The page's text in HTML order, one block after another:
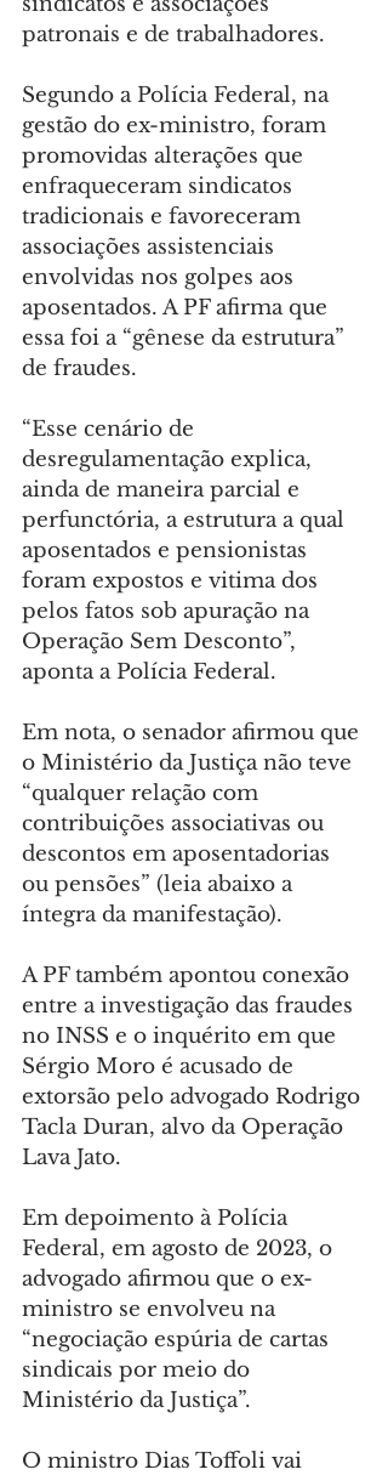
patronais e de trabalhadores.
Segundo a Polícia Federal, na
gestão do ex-ministro, foram
promovidas alterações que
enfraqueceram sindicatos
tradicionais e favoreceram
associações assistenciais
envolvidas nos golpes aos
aposentados. A PF afirma que
essa foi a “gênese da estrutura”
de fraudes.
“Esse cenário de
desregulamentação explica,
ainda de maneira parcial e
perfunctória, a estrutura a qual
aposentados e pensionistas
foram expostos e vitima dos
pelos fatos sob apuração na
Operação Sem Desconto”,
aponta a Polícia Federal.
Em nota, o senador afirmou que
o Ministério da Justiça não teve
“qualquer relação com
contribuições associativas ou
descontos em aposentadorias
ou pensões” (leia abaixo a
íntegra da manifestação).
A PF também apontou conexão
entre a investigação das fraudes
no INSS e o inquérito em que
Sérgio Moro é acusado de
extorsão pelo advogado Rodrigo
Tacla Duran, alvo da Operação
Lava Jato.
Em depoimento à Polícia
Federal, em agosto de 2023, o
advogado afirmou que o ex-
ministro se envolveu na
“negociação espúria de cartas
sindicais por meio do
Ministério da Justiça”.
O ministro Dias Toffoli vai